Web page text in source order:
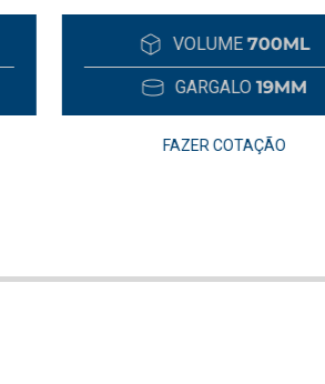
VOLUME 700ML
GARGALO 19MM
FAZER COTAÇÃO